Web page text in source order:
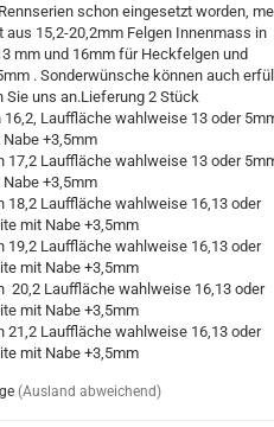
schon eingesetzt worden,
aus 15,2-20,2mm Felgen Innenmass in
mm und 16mm für Heckfelgen und
. Sonderwünsche können auch
Sie uns an.Lieferung 2 Stück
16,2, Lauffläche wahlweise 13 oder
+3,5mm
17,2 Lauffläche wahlweise 13 oder
+3,5mm
18,2 Lauffläche wahlweise 16,13 oder
mit Nabe +3,5mm
19,2 Lauffläche wahlweise 16,13 oder
mit Nabe +3,5mm
20,2 Lauffläche wahlweise 16,13 oder
mit Nabe +3,5mm
21,2 Lauffläche wahlweise 16,13 oder
mit Nabe +3,5mm
(Ausland abweichend)